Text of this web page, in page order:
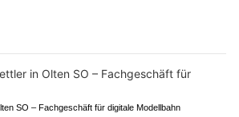
SO – Fachgeschäft für digitale Modellbahn